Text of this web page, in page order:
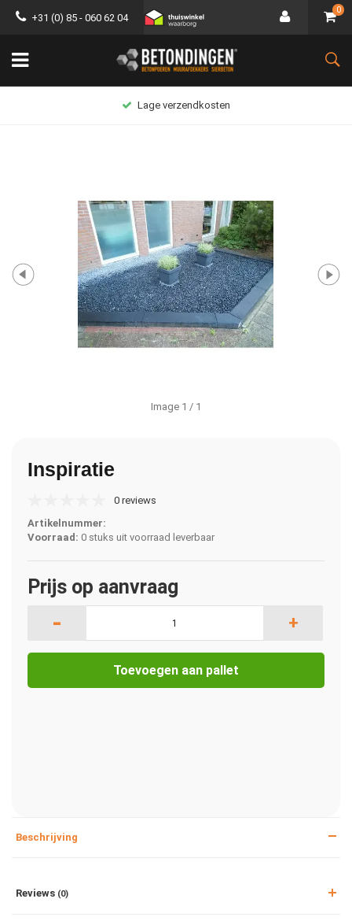
+31 (0) 85 - 060 62 04
0
Lage verzendkosten
Image 1 / 1
Inspiratie
0 reviews
Artikelnummer:
Voorraad: 0 stuks uit voorraad leverbaar
Prijs op aanvraag
- +
Toevoegen aan pallet
Beschrijving
Reviews (0)